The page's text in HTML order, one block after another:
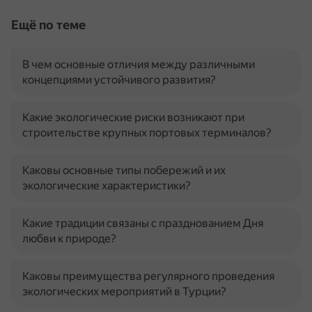
Ещё по теме
В чем основные отличия между различными
концепциями устойчивого развития?
Какие экологические риски возникают при
строительстве крупных портовых терминалов?
Каковы основные типы побережий и их
экологические характеристики?
Какие традиции связаны с празднованием Дня
любви к природе?
Каковы преимущества регулярного проведения
экологических мероприятий в Турции?